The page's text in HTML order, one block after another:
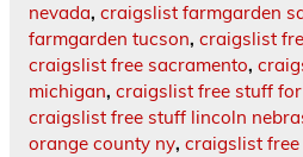
nevada, craigslist farmgarden
farmgarden tucson, craigslist
craigslist free sacramento,
michigan, craigslist free stuff
craigslist free stuff lincoln
orange county ny, craigslist